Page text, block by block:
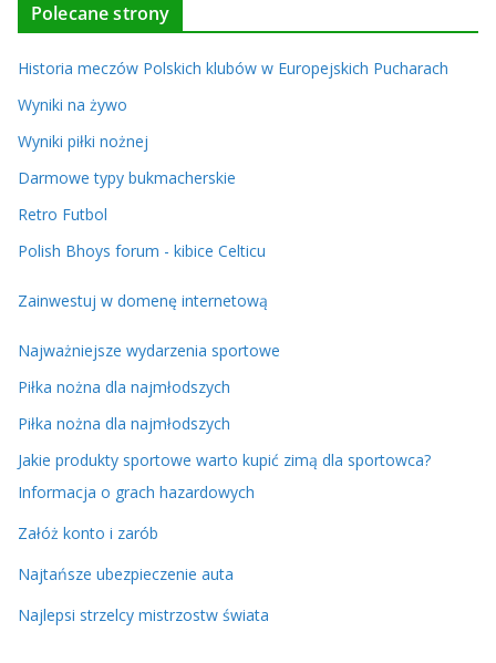
Polecane strony
Historia meczów Polskich klubów w Europejskich Pucharach
Wyniki na żywo
Wyniki piłki nożnej
Darmowe typy bukmacherskie
Retro Futbol
Polish Bhoys forum - kibice Celticu
Zainwestuj w domenę internetową
Najważniejsze wydarzenia sportowe
Piłka nożna dla najmłodszych
Piłka nożna dla najmłodszych
Jakie produkty sportowe warto kupić zimą dla sportowca?
Informacja o grach hazardowych
Załóż konto i zarób
Najtańsze ubezpieczenie auta
Najlepsi strzelcy mistrzostw świata